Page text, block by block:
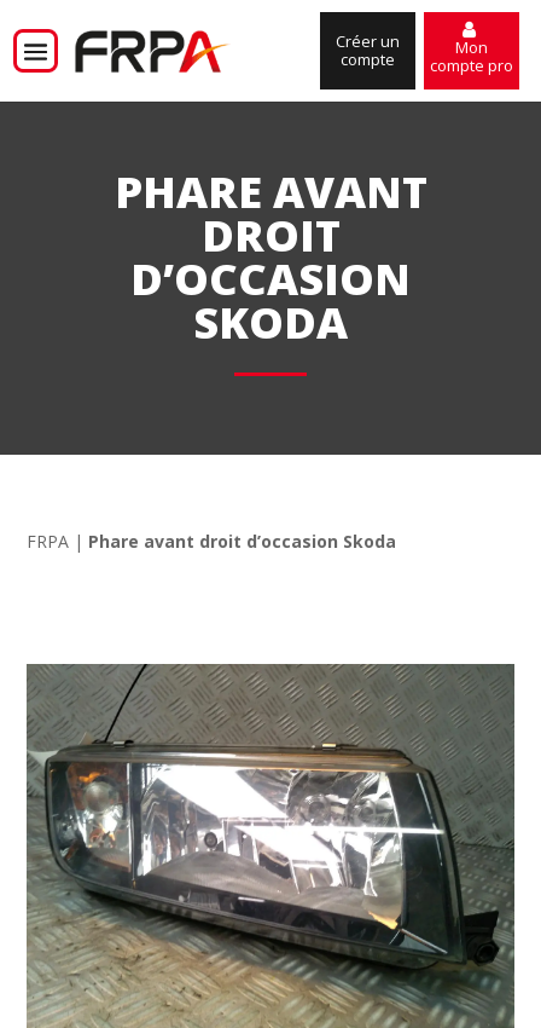
Créer un
compte
Mon
compte pro
PHARE AVANT
DROIT
D’OCCASION
SKODA
FRPA | Phare avant droit d’occasion Skoda